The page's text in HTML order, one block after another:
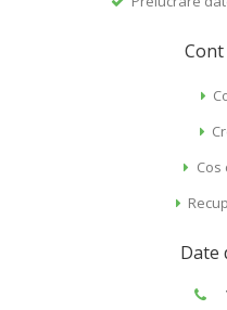
Cos
Date